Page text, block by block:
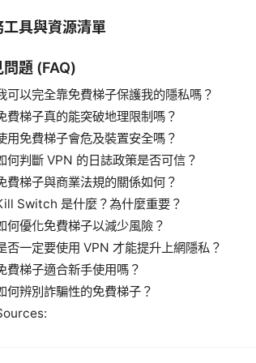
工具與資源清單
問題 (FAQ)
可以完全靠免費梯子保護我的隱私嗎？
費梯子真的能突破地理限制嗎？
用免費梯子會危及裝置安全嗎？
何判斷 VPN 的日誌政策是否可信？
費梯子與商業法規的關係如何？
Switch 是什麼？為什麼重要？
何優化免費梯子以減少風險？
否一定要使用 VPN 才能提升上網隱私？
費梯子適合新手使用嗎？
何辨別詐騙性的免費梯子？